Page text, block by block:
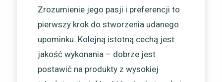
Zrozumienie jego pasji i preferencji to
pierwszy krok do stworzenia udanego
upominku. Kolejną istotną cechą jest
jakość wykonania – dobrze jest
postawić na produkty z wysokiej